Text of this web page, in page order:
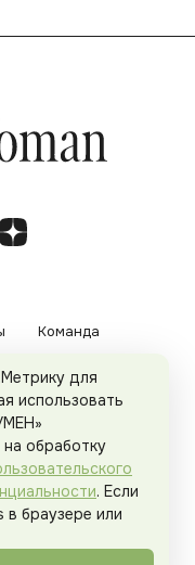
Команда
права защищены.
для
использовать
обработку
. Если
браузере или